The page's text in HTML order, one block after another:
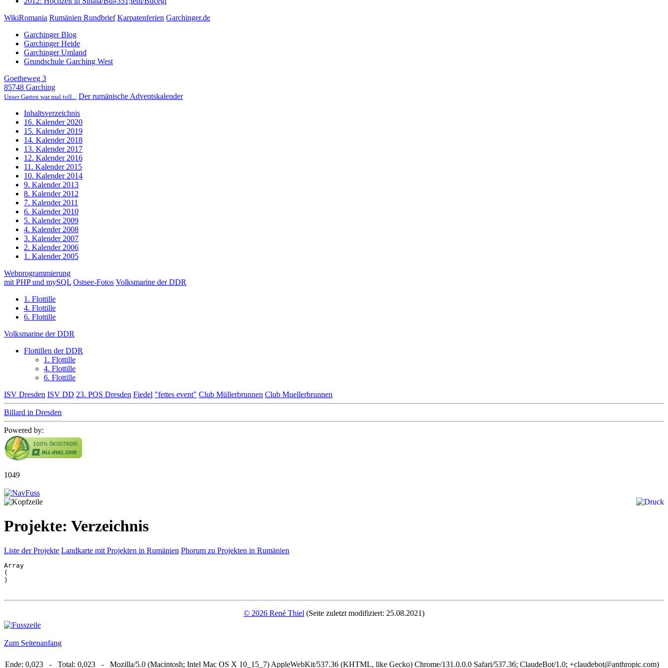
WikiRomania Rumänien Rundbrief Karpatenferien Garchinger.de
Garchinger Blog
Garchinger Heide
Garchinger Umland
Grundschule Garching West
Goetheweg 3
85748 Garching
Unser Garten war mal toll... Der rumänische Adventskalender
Inhaltsverzeichnis
16. Kalender 2020
15. Kalender 2019
14. Kalender 2018
13. Kalender 2017
12. Kalender 2016
11. Kalender 2015
10. Kalender 2014
9. Kalender 2013
8. Kalender 2012
7. Kalender 2011
6. Kalender 2010
5. Kalender 2009
4. Kalender 2008
3. Kalender 2007
2. Kalender 2006
1. Kalender 2005
Webprogrammierung
mit PHP und mySQL Ostsee-Fotos Volksmarine der DDR
1. Flottille
4. Flottille
6. Flottille
Volksmarine der DDR
Flottillen der DDR
1. Flottille
4. Flottille
6. Flottille
ISV Dresden ISV DD 23. POS Dresden Fiedel "fettes event" Club Müllerbrunnen Club Muellerbrunnen
Billard in Dresden
Powered by:
1049
Projekte: Verzeichnis
Liste der Projekte Landkarte mit Projekten in Rumänien Phorum zu Projekten in Rumänien
Array
(
© 2026 René Thiel (Seite zuletzt modifiziert: 25.08.2021)
Zum Seitenanfang
Ende: 0,023 - Total: 0,023 - Mozilla/5.0 (Macintosh; Intel Mac OS X 10_15_7) AppleWebKit/537.36 (KHTML, like Gecko) Chrome/131.0.0.0 Safari/537.36; ClaudeBot/1.0; +claudebot@anthropic.com)